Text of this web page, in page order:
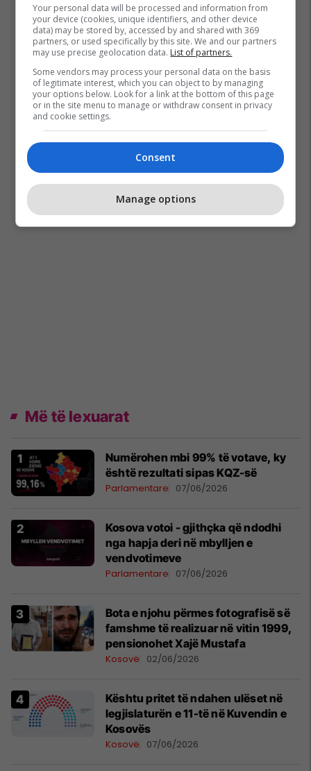
Më të lexuarat
Numërohen mbi 99% të votave, ky
është rezultati sipas KQZ-së
Parlamentare 07/06/2026
Kosova votoi - gjithçka që ndodhi
nga hapja deri në mbylljen e
vendvotimeve
Parlamentare 07/06/2026
Bota e njohu përmes fotografisë së
famshme të realizuar në vitin 1999,
pensionohet Xajë Mustafa
Kosovë 02/06/2026
Kështu pritet të ndahen ulëset në
legjislaturën e 11-të në Kuvendin e
Kosovës
Kosovë 07/06/2026
Your personal data will be processed and information from
your device (cookies, unique identifiers, and other device
data) may be stored by, accessed by and shared with 369
partners, or used specifically by this site. We and our partners
may use precise geolocation data. List of partners.
Some vendors may process your personal data on the basis
of legitimate interest, which you can object to by managing
your options below. Look for a link at the bottom of this page
or in the site menu to manage or withdraw consent in privacy
and cookie settings.
Consent
Manage options